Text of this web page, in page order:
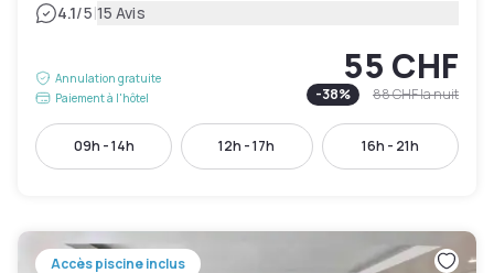
4.1/5|15 Avis
Annulation gratuite
Paiement à l'hôtel
55 CHF
-38% 88 CHFla nuit
09h - 14h 12h - 17h 16h - 21h
Accès piscine inclus